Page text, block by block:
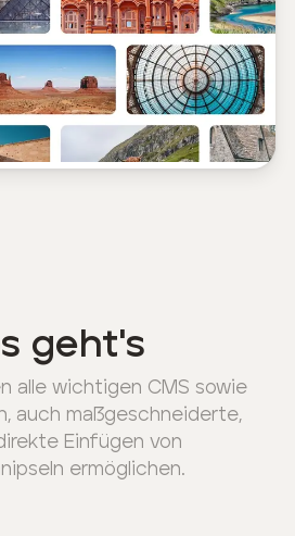
geht's
alle wichtigen CMS sowie
auch maßgeschneiderte,
Einfügen von
ermöglichen.